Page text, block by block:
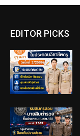
EDITOR PICKS